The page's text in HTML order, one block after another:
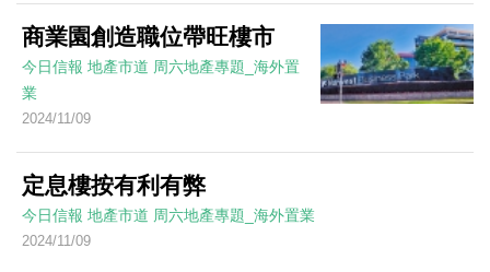
商業園創造職位帶旺樓市
今日信報 地產市道 周六地產專題_海外置
業
2024/11/09
定息樓按有利有弊
今日信報 地產市道 周六地產專題_海外置業
2024/11/09